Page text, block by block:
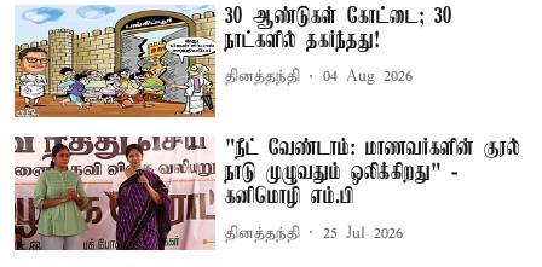
30 ஆண்டுகள் கோட்டை; 30
நாட்களில் தகர்ந்தது!
தினத்தந்தி 04 Aug 2026
"நீட் வேண்டாம்: மாணவர்களின் குரல்
நாடு முழுவதும் ஒலிக்கிறது" -
கனிமொழி எம்.பி
தினத்தந்தி 25 Jul 2026